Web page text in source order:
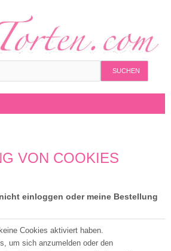
SUCHEN
VON COOKIES
einloggen oder meine Bestellung
Cookies aktiviert haben.
um sich anzumelden oder den